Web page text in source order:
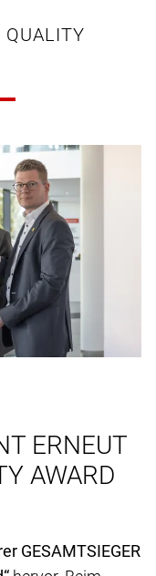
QUALITY
ERNEUT
AWARD
GESAMTSIEGER